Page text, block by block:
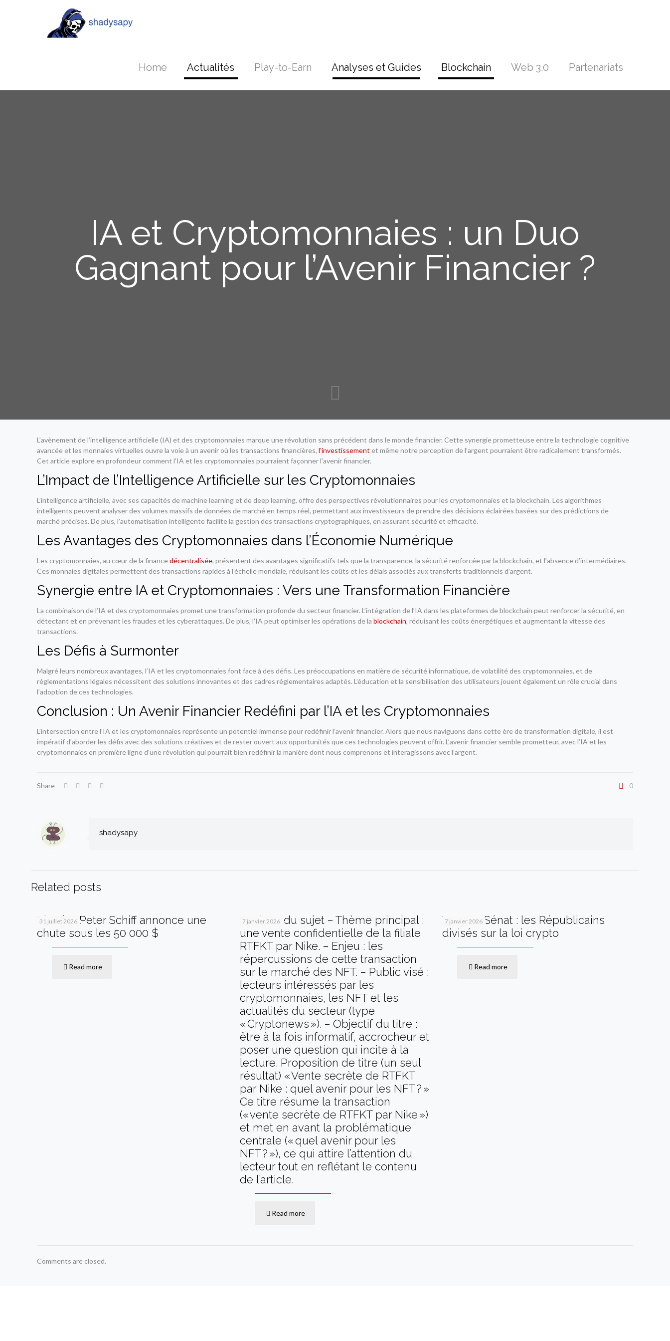
Home Actualités Play-to-Earn Analyses et Guides Blockchain Web 3.0 Partenariats
IA et Cryptomonnaies : un Duo
Gagnant pour l’Avenir Financier ?
L’avènement de l’intelligence artificielle (IA) et des cryptomonnaies marque une révolution sans précédent dans le monde financier. Cette synergie prometteuse entre la technologie cognitive
avancée et les monnaies virtuelles ouvre la voie à un avenir où les transactions financières,l’investissement et même notre perception de l’argent pourraient être radicalement transformés.
Cet article explore en profondeur comment l’IA et les cryptomonnaies pourraient façonner l’avenir financier.
L’Impact de l’Intelligence Artificielle sur les Cryptomonnaies
L’intelligence artificielle, avec ses capacités de machine learning et de deep learning, offre des perspectives révolutionnaires pour les cryptomonnaies et la blockchain. Les algorithmes
intelligents peuvent analyser des volumes massifs de données de marché en temps réel, permettant aux investisseurs de prendre des décisions éclairées basées sur des prédictions de
marché précises. De plus, l’automatisation intelligente facilite la gestion des transactions cryptographiques, en assurant sécurité et efficacité.
Les Avantages des Cryptomonnaies dans l’Économie Numérique
Les cryptomonnaies, au cœur de la financedécentralisée, présentent des avantages significatifs tels que la transparence, la sécurité renforcée par la blockchain, et l’absence d’intermédiaires.
Ces monnaies digitales permettent des transactions rapides à l’échelle mondiale, réduisant les coûts et les délais associés aux transferts traditionnels d’argent.
Synergie entre IA et Cryptomonnaies : Vers une Transformation Financière
La combinaison de l’IA et des cryptomonnaies promet une transformation profonde du secteur financier. L’intégration de l’IA dans les plateformes de blockchain peut renforcer la sécurité, en
détectant et en prévenant les fraudes et les cyberattaques. De plus, l’IA peut optimiser les opérations de lablockchain, réduisant les coûts énergétiques et augmentant la vitesse des
transactions.
Les Défis à Surmonter
Malgré leurs nombreux avantages, l’IA et les cryptomonnaies font face à des défis. Les préoccupations en matière de sécurité informatique, de volatilité des cryptomonnaies, et de
réglementations légales nécessitent des solutions innovantes et des cadres réglementaires adaptés. L’éducation et la sensibilisation des utilisateurs jouent également un rôle crucial dans
l’adoption de ces technologies.
Conclusion : Un Avenir Financier Redéfini par l’IA et les Cryptomonnaies
L’intersection entre l’IA et les cryptomonnaies représente un potentiel immense pour redéfinir l’avenir financier. Alors que nous naviguons dans cette ère de transformation digitale, il est
impératif d’aborder les défis avec des solutions créatives et de rester ouvert aux opportunités que ces technologies peuvent offrir. L’avenir financier semble prometteur, avec l’IA et les
cryptomonnaies en première ligne d’une révolution qui pourrait bien redéfinir la manière dont nous comprenons et interagissons avec l’argent.
Share 0
shadysapy
Related posts
31 juillet 2026
Bitcoin : Peter Schiff annonce une
chute sous les 50 000 $
Read more
7 janvier 2026
Analyse du sujet – Thème principal :
une vente confidentielle de la filiale
RTFKT par Nike. – Enjeu : les
répercussions de cette transaction
sur le marché des NFT. – Public visé :
lecteurs intéressés par les
cryptomonnaies, les NFT et les
actualités du secteur (type
« Cryptonews »). – Objectif du titre :
être à la fois informatif, accrocheur et
poser une question qui incite à la
lecture. Proposition de titre (un seul
résultat) « Vente secrète de RTFKT
par Nike : quel avenir pour les NFT ? »
Ce titre résume la transaction
(« vente secrète de RTFKT par Nike »)
et met en avant la problématique
centrale (« quel avenir pour les
NFT ? »), ce qui attire l’attention du
lecteur tout en reflétant le contenu
de l’article.
Read more
7 janvier 2026
Vote au Sénat : les Républicains
divisés sur la loi crypto
Read more
Comments are closed.